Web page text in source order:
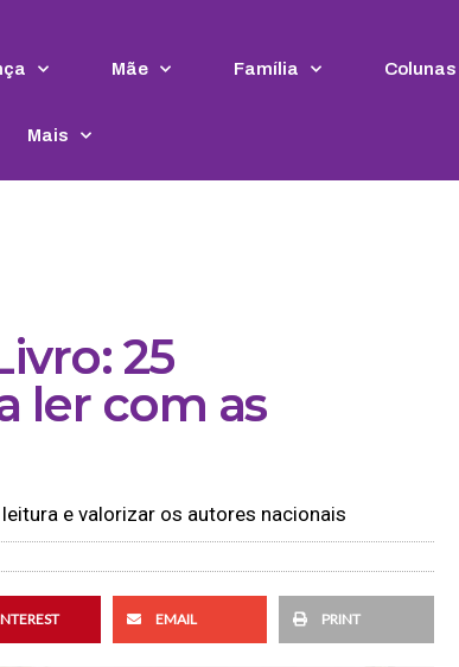
Mãe Família Colunas
Mais
25
ler com as
e valorizar os autores nacionais
EMAIL PRINT